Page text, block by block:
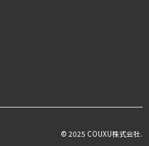
© 2025 COUXU株式会社.